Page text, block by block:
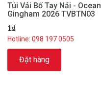
Túi Vải Bố Tay Nải - Ocean
Gingham 2026 TVBTN03
1₫
Hotline: 098 197 0505
Đặt hàng